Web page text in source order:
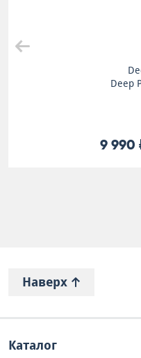
Deep
9 990
Наверх
Каталог